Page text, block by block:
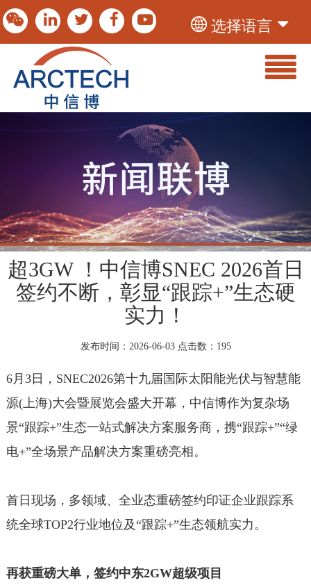
选择语言
超3GW ！中信博SNEC 2026首日
签约不断，彰显“跟踪+”生态硬
实力！
发布时间：2026-06-03 点击数： 195
6月3日，SNEC2026第十九届国际太阳能光伏与智慧能
源(上海)大会暨展览会盛大开幕，中信博作为复杂场
景“跟踪+”生态一站式解决方案服务商，携“跟踪+”“绿
电+”全场景产品解决方案重磅亮相。
首日现场，多领域、全业态重磅签约印证企业跟踪系
统全球TOP2行业地位及“跟踪+”生态领航实力。
再获重磅大单，签约中东2GW超级项目